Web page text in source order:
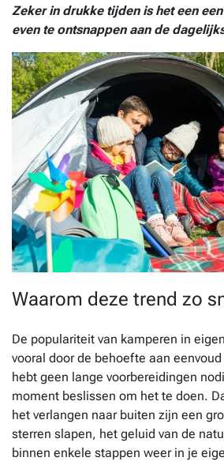
Zeker in drukke tijden is het een
even te ontsnappen aan de
Waarom deze trend zo
De populariteit van kamperen in
vooral door de behoefte aan
hebt geen lange voorbereidingen
moment beslissen om het te doen.
het verlangen naar buiten zijn een
sterren slapen, het geluid van de
binnen enkele stappen weer in je